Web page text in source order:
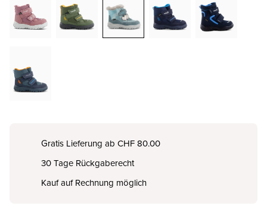
Gratis Lieferung ab CHF 80.00
30 Tage Rückgaberecht
Kauf auf Rechnung möglich